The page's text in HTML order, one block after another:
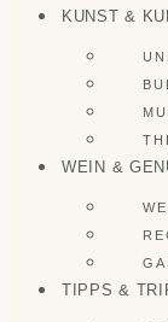
KUNST &
WEIN &
TIPPS &